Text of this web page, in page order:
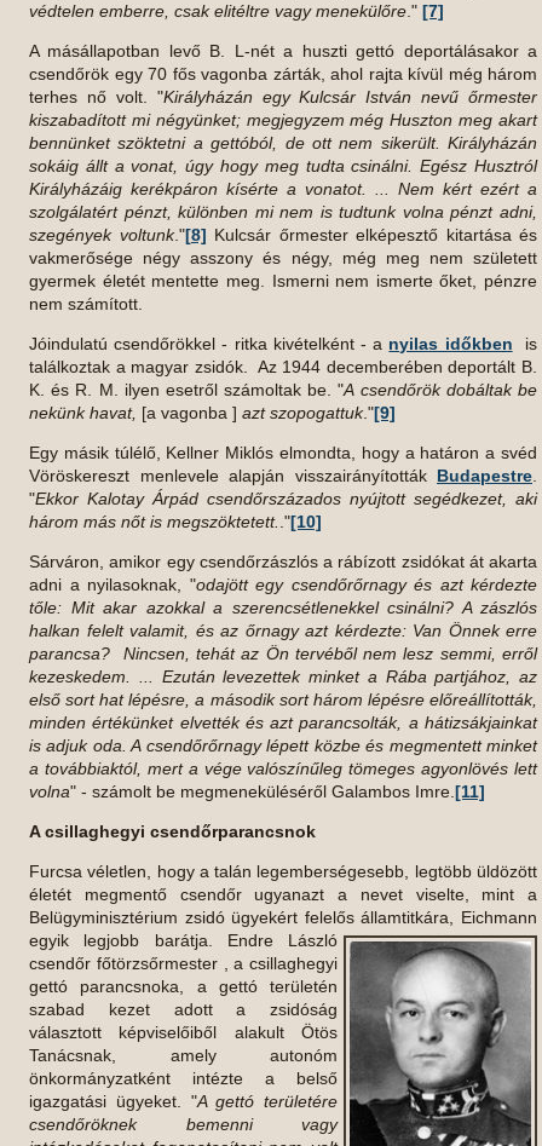
védtelen emberre, csak elitéltre vagy menekülőre ." [7]
A másállapotban levő B. L-nét a huszti gettó deportálásakor a
csendőrök egy 70 fős vagonba zárták, ahol rajta kívül még három
terhes nő volt. "Királyházán egy Kulcsár István nevű őrmester
kiszabadított mi négyünket; megjegyzem még Huszton meg akart
bennünket szöktetni a gettóból, de ott nem sikerült. Királyházán
sokáig állt a vonat, úgy hogy meg tudta csinálni. Egész Husztról
Királyházáig kerékpáron kísérte a vonatot. ... Nem kért ezért a
szolgálatért pénzt, különben mi nem is tudtunk volna pénzt adni,
szegények voltunk."[8] Kulcsár őrmester elképesztő kitartása és
vakmerősége négy asszony és négy, még meg nem született
gyermek életét mentette meg. Ismerni nem ismerte őket, pénzre
nem számított.
Jóindulatú csendőrökkel - ritka kivételként - a nyilas időkben is
találkoztak a magyar zsidók. Az 1944 decemberében deportált B.
K. és R. M. ilyen esetről számoltak be. "A csendőrök dobáltak be
nekünk havat, [a vagonba ] azt szopogattuk."[9]
Egy másik túlélő, Kellner Miklós elmondta, hogy a határon a svéd
Vöröskereszt menlevele alapján visszairányították Budapestre
"Ekkor Kalotay Árpád csendőrszázados nyújtott segédkezet, aki
három más nőt is megszöktetett. ."[10]
Sárváron, amikor egy csendőrzászlós a rábízott zsidókat át akarta
adni a nyilasoknak, "odajött egy csendőrőrnagy és azt kérdezte
tőle: Mit akar azokkal a szerencsétlenekkel csinálni? A zászlós
halkan felelt valamit, és az őrnagy azt kérdezte: Van Önnek erre
parancsa? Nincsen, tehát az Ön tervéből nem lesz semmi, erről
kezeskedem. ... Ezután levezettek minket a Rába partjához, az
első sort hat lépésre, a második sort három lépésre előreállították,
minden értékünket elvették és azt parancsolták, a hátizsákjainkat
is adjuk oda. A csendőrőrnagy lépett közbe és megmentett minket
a továbbiaktól, mert a vége valószínűleg tömeges agyonlövés lett
volna" - számolt be megmeneküléséről Galambos Imre. [11]
A csillaghegyi csendőrparancsnok
Furcsa véletlen, hogy a talán legemberségesebb, legtöbb üldözött
életét megmentő csendőr ugyanazt a nevet viselte, mint a
Belügyminisztérium zsidó ügyekért felelős államtitkára, Eichmann
egyik legjobb barátja. Endre László
csendőr főtörzsőrmester , a csillaghegyi
gettó parancsnoka, a gettó területén
szabad kezet adott a zsidóság
választott képviselőiből alakult Ötös
Tanácsnak, amely autonóm
önkormányzatként intézte a belső
igazgatási ügyeket. "A gettó területére
csendőröknek bemenni vagy